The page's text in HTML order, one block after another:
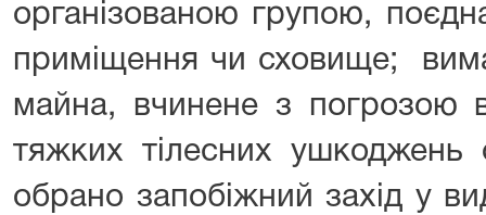
організованою групою,
приміщення чи сховище;
майна, вчинене з погрозою
тяжких тілесних ушкоджень
обрано запобіжний захід у